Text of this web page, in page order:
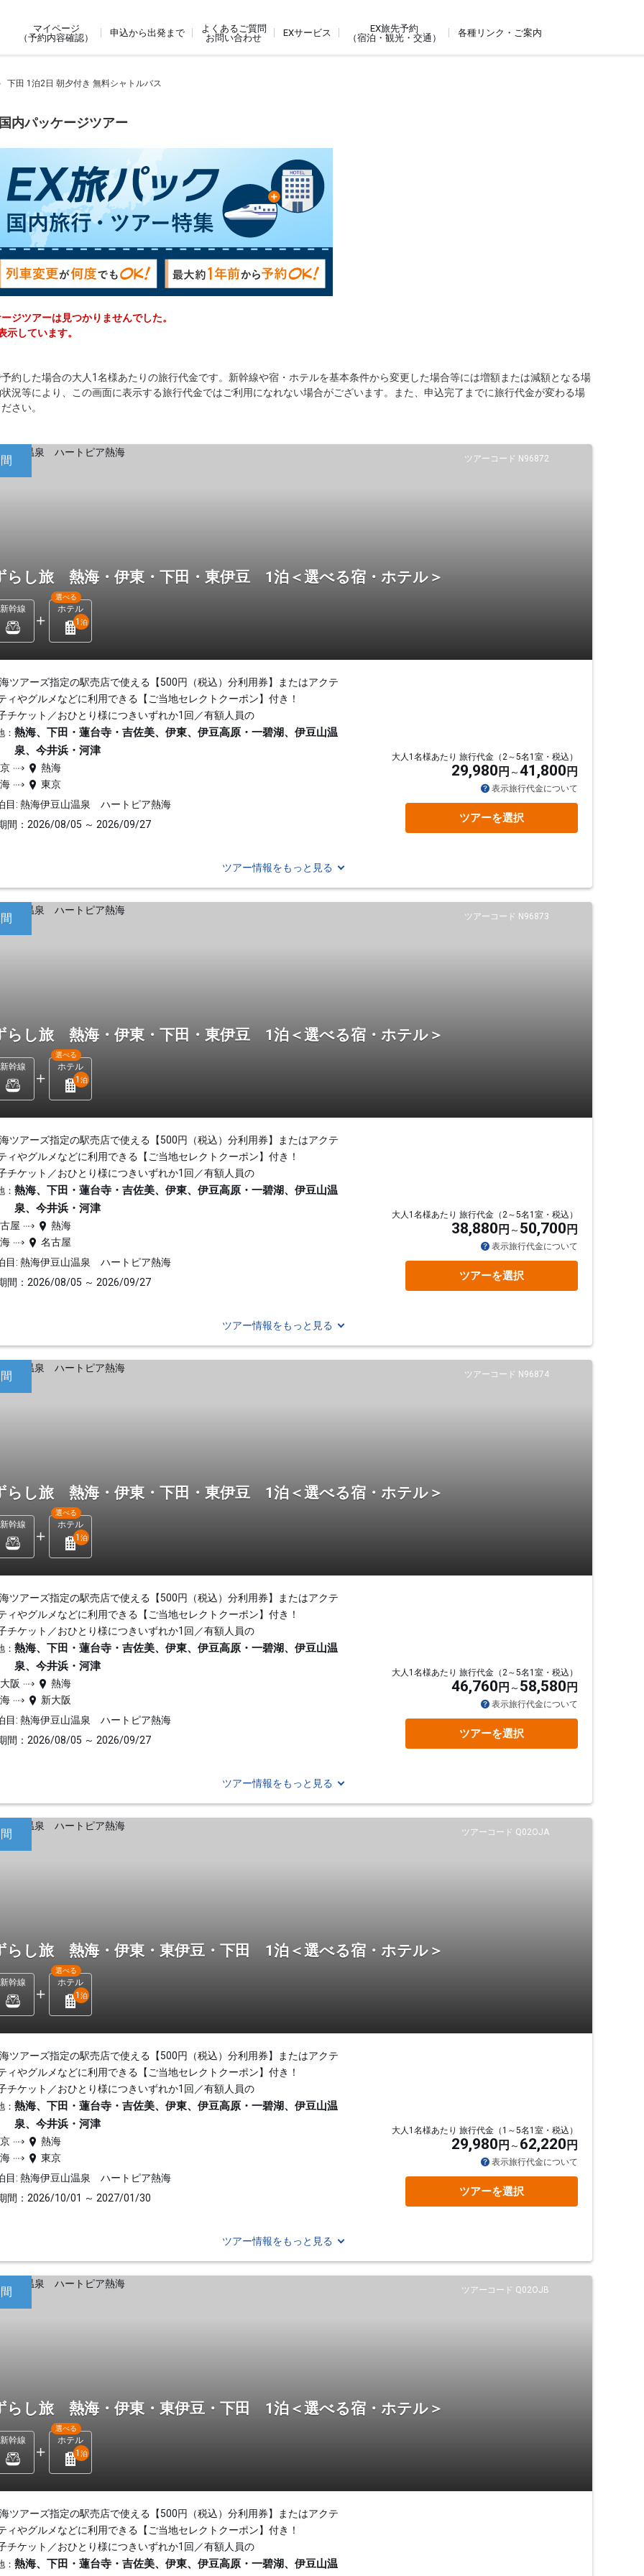
マイページ
（予約内容確認）
申込から出発まで
よくあるご質問
お問い合わせ
EXサービス
EX旅先予約
（宿泊・観光・交通）
各種リンク・ご案内
下田 1泊2日 朝夕付き 無料シャトルバス
内パッケージツアー
ジツアーは見つかりませんでした。
しています。
約した場合の大人1名様あたりの旅行代金です。新幹線や宿・ホテルを基本条件から変更した場合等には増額または減額となる場
況等により、この画面に表示する旅行代金ではご利用になれない場合がございます。また、申込完了までに旅行代金が変わる場
さい。
ツアーコード N96872
らし旅 熱海・伊東・下田・東伊豆 1泊＜選べる宿・ホテル＞
新幹線 ホテル
選べる
1 泊
ツアーズ指定の駅売店で使える【500円（税込）分利用券】またはアクテ
ィやグルメなどに利用できる【ご当地セレクトクーポン】付き！
チケット／おひとり様につきいずれか1回／有額人員の
： 熱海、下田・蓮台寺・吉佐美、伊東、伊豆高原・一碧湖、伊豆山温
泉、今井浜・河津
熱海
東京
目: 熱海伊豆山温泉 ハートピア熱海
間：2026/08/05 ～ 2026/09/27
大人1名様あたり 旅行代金（2～5名1室・税込）
29,980 円 41,800 円
表示旅行代金について
ツアーを選択
ツアー情報をもっと見る
ツアーコード N96873
らし旅 熱海・伊東・下田・東伊豆 1泊＜選べる宿・ホテル＞
新幹線 ホテル
選べる
1 泊
ツアーズ指定の駅売店で使える【500円（税込）分利用券】またはアクテ
ィやグルメなどに利用できる【ご当地セレクトクーポン】付き！
チケット／おひとり様につきいずれか1回／有額人員の
： 熱海、下田・蓮台寺・吉佐美、伊東、伊豆高原・一碧湖、伊豆山温
泉、今井浜・河津
屋
熱海
名古屋
目: 熱海伊豆山温泉 ハートピア熱海
間：2026/08/05 ～ 2026/09/27
大人1名様あたり 旅行代金（2～5名1室・税込）
38,880 円 50,700 円
表示旅行代金について
ツアーを選択
ツアー情報をもっと見る
ツアーコード N96874
らし旅 熱海・伊東・下田・東伊豆 1泊＜選べる宿・ホテル＞
新幹線 ホテル
選べる
1 泊
ツアーズ指定の駅売店で使える【500円（税込）分利用券】またはアクテ
ィやグルメなどに利用できる【ご当地セレクトクーポン】付き！
チケット／おひとり様につきいずれか1回／有額人員の
： 熱海、下田・蓮台寺・吉佐美、伊東、伊豆高原・一碧湖、伊豆山温
泉、今井浜・河津
阪
熱海
新大阪
目: 熱海伊豆山温泉 ハートピア熱海
間：2026/08/05 ～ 2026/09/27
大人1名様あたり 旅行代金（2～5名1室・税込）
46,760 円 58,580 円
表示旅行代金について
ツアーを選択
ツアー情報をもっと見る
ツアーコード Q02OJA
らし旅 熱海・伊東・東伊豆・下田 1泊＜選べる宿・ホテル＞
新幹線 ホテル
選べる
1 泊
ツアーズ指定の駅売店で使える【500円（税込）分利用券】またはアクテ
ィやグルメなどに利用できる【ご当地セレクトクーポン】付き！
チケット／おひとり様につきいずれか1回／有額人員の
： 熱海、下田・蓮台寺・吉佐美、伊東、伊豆高原・一碧湖、伊豆山温
泉、今井浜・河津
熱海
東京
目: 熱海伊豆山温泉 ハートピア熱海
間：2026/10/01 ～ 2027/01/30
大人1名様あたり 旅行代金（1～5名1室・税込）
29,980 円 62,220 円
表示旅行代金について
ツアーを選択
ツアー情報をもっと見る
ツアーコード Q02OJB
らし旅 熱海・伊東・東伊豆・下田 1泊＜選べる宿・ホテル＞
新幹線 ホテル
選べる
1 泊
ツアーズ指定の駅売店で使える【500円（税込）分利用券】またはアクテ
ィやグルメなどに利用できる【ご当地セレクトクーポン】付き！
チケット／おひとり様につきいずれか1回／有額人員の
： 熱海、下田・蓮台寺・吉佐美、伊東、伊豆高原・一碧湖、伊豆山温